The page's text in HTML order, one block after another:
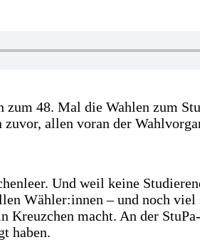
zum 48. Mal die Wahlen zum
allen voran der
Und weil keine
Wähler:innen – und noch
Kreuzchen macht. An der
haben.